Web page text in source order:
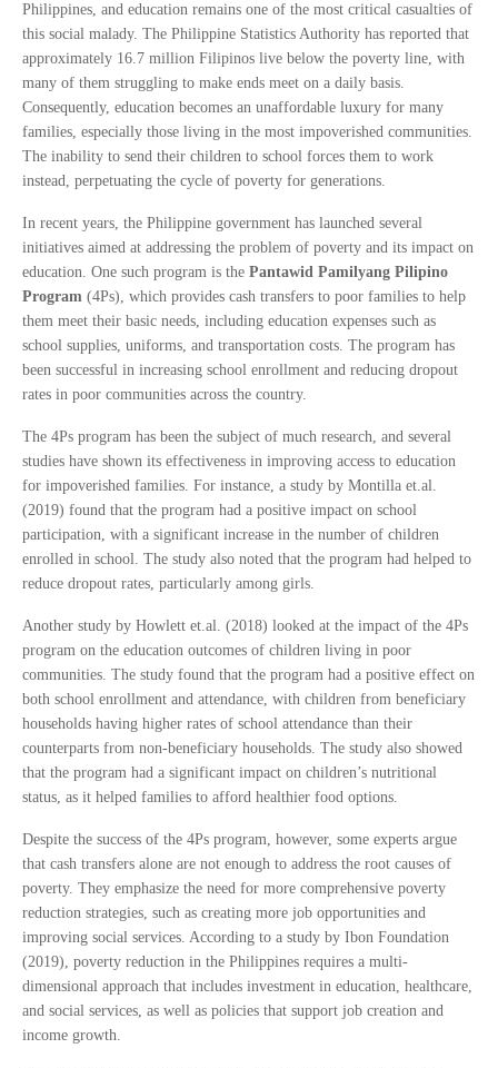
Philippines, and education remains one of the most critical casualties of
this social malady. The Philippine Statistics Authority has reported that
approximately 16.7 million Filipinos live below the poverty line, with
many of them struggling to make ends meet on a daily basis.
Consequently, education becomes an unaffordable luxury for many
families, especially those living in the most impoverished communities.
The inability to send their children to school forces them to work
instead, perpetuating the cycle of poverty for generations.
In recent years, the Philippine government has launched several
initiatives aimed at addressing the problem of poverty and its impact on
education. One such program is the Pantawid Pamilyang Pilipino
Program (4Ps), which provides cash transfers to poor families to help
them meet their basic needs, including education expenses such as
school supplies, uniforms, and transportation costs. The program has
been successful in increasing school enrollment and reducing dropout
rates in poor communities across the country.
The 4Ps program has been the subject of much research, and several
studies have shown its effectiveness in improving access to education
for impoverished families. For instance, a study by Montilla et.al.
(2019) found that the program had a positive impact on school
participation, with a significant increase in the number of children
enrolled in school. The study also noted that the program had helped to
reduce dropout rates, particularly among girls.
Another study by Howlett et.al. (2018) looked at the impact of the 4Ps
program on the education outcomes of children living in poor
communities. The study found that the program had a positive effect on
both school enrollment and attendance, with children from beneficiary
households having higher rates of school attendance than their
counterparts from non-beneficiary households. The study also showed
that the program had a significant impact on children’s nutritional
status, as it helped families to afford healthier food options.
Despite the success of the 4Ps program, however, some experts argue
that cash transfers alone are not enough to address the root causes of
poverty. They emphasize the need for more comprehensive poverty
reduction strategies, such as creating more job opportunities and
improving social services. According to a study by Ibon Foundation
(2019), poverty reduction in the Philippines requires a multi-
dimensional approach that includes investment in education, healthcare,
and social services, as well as policies that support job creation and
income growth.